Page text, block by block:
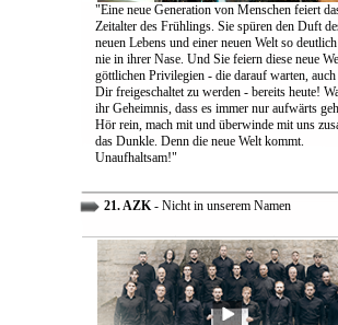
"Eine neue Generation von Menschen feiert
Zeitalter des Frühlings. Sie spüren den Duft
neuen Lebens und einer neuen Welt so
nie in ihrer Nase. Und Sie feiern diese neue
göttlichen Privilegien - die darauf warten,
Dir freigeschaltet zu werden - bereits heute!
ihr Geheimnis, dass es immer nur aufwärts
Hör rein, mach mit und überwinde mit uns
das Dunkle. Denn die neue Welt kommt.
Unaufhaltsam!"
21. AZK- Nicht in unserem Namen